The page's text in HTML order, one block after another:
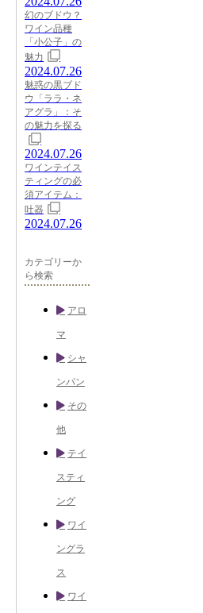
幻のブドウ？
ワイン品種
「小公子」の
魅力
2024.07.26
魅惑の黒ブド
ウ「ララ・ネ
アグラ」：そ
の魅力を探る
2024.07.26
ワインテイス
ティングの必
須アイテム：
吐器
2024.07.26
カテゴリーか
ら検索
アロ
マ
シャ
ンパン
その
他
テイ
スティ
ング
ワイ
ングラ
ス
ワイ